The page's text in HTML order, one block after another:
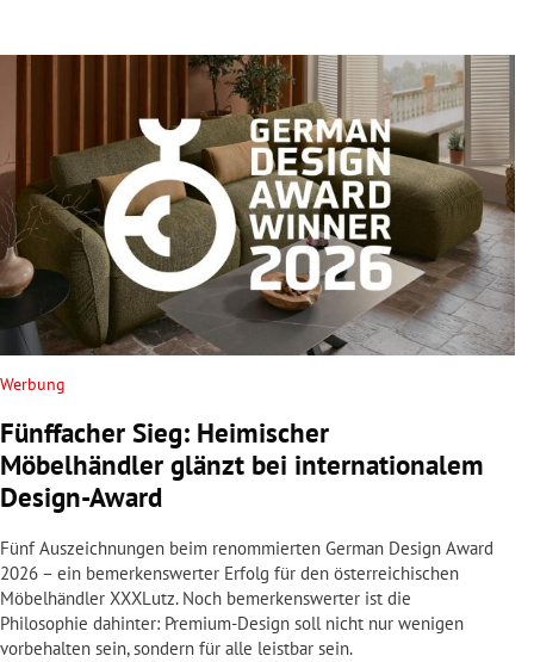
Werbung
Fünffacher Sieg: Heimischer
Möbelhändler glänzt bei internationalem
Design-Award
Fünf Auszeichnungen beim renommierten German Design Award
2026 – ein bemerkenswerter Erfolg für den österreichischen
Möbelhändler XXXLutz. Noch bemerkenswerter ist die
Philosophie dahinter: Premium-Design soll nicht nur wenigen
vorbehalten sein, sondern für alle leistbar sein.